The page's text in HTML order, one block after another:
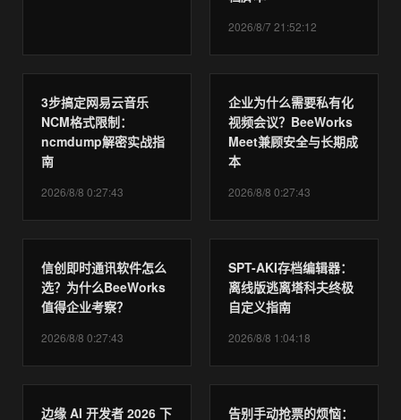
2026/8/7 21:52:12
3步搞定网易云音乐
NCM格式限制：
ncmdump解密实战指
南
2026/8/8 0:27:43
企业为什么需要私有化
视频会议？BeeWorks
Meet兼顾安全与长期成
本
2026/8/8 0:27:43
信创即时通讯软件怎么
选？为什么BeeWorks
值得企业考察？
2026/8/8 0:27:43
SPT-AKI存档编辑器：
离线版逃离塔科夫终极
自定义指南
2026/8/8 1:04:18
边缘 AI 开发者 2026 下
告别手动抢票的烦恼：